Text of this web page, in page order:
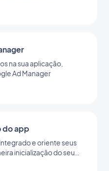
na sua aplicação,
Ad Manager
do app
e oriente seus
inicialização do seu